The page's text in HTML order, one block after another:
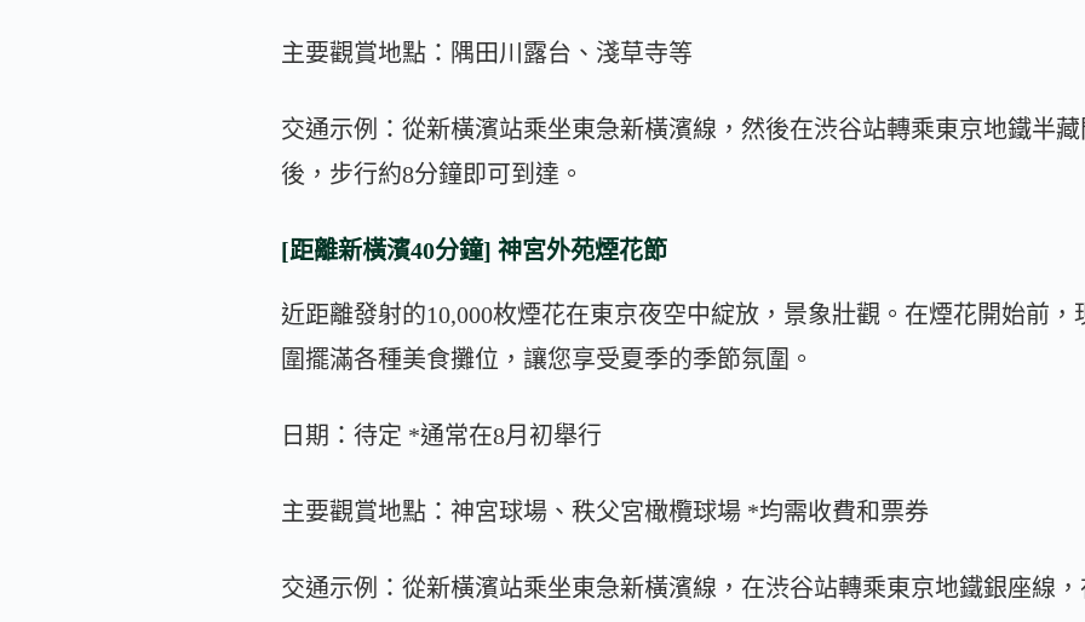
主要觀賞地點：隅田川露台、淺草寺等
交通示例：從新橫濱站乘坐東急新橫濱線，然後在渋谷站轉乘東京地鐵半
後，步行約8分鐘即可到達。
[距離新橫濱40分鐘] 神宮外苑煙花節
近距離發射的10,000枚煙花在東京夜空中綻放，景象壯觀。在煙花開始前
圍擺滿各種美食攤位，讓您享受夏季的季節氛圍。
日期：待定 *通常在8月初舉行
主要觀賞地點：神宮球場、秩父宮橄欖球場 *均需收費和票券
交通示例：從新橫濱站乘坐東急新橫濱線，在渋谷站轉乘東京地鐵銀座線